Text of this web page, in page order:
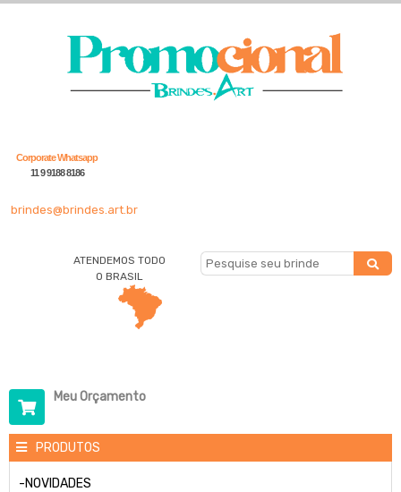
Corporate Whatsapp
11 9 9188 8186
brindes@brindes.art.br
ATENDEMOS TODO
O BRASIL
Meu Orçamento
PRODUTOS
-NOVIDADES